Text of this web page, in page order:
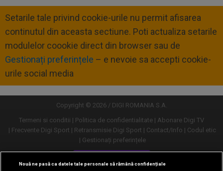
Setarile tale privind cookie-urile nu permit afisarea
continutul din aceasta sectiune. Poti actualiza setarile
modulelor coookie direct din browser sau de
Gestionați preferințele – e nevoie sa accepti cookie-
urile social media
Copyright © 2026 / DIGI ROMANIA S.A.
Termeni si conditii
Politica de confidentialitate
Abonare Digi TV
Frecvente Digi Sport
Retransmisie Digi Sport Contact/Info
Codul etic
Gestionați preferințele
Versiune desktop
Nouă ne pasă ca datele tale personale să rămână confidențiale